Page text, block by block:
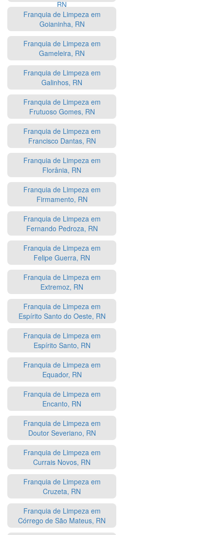
RN
Franquia de Limpeza em
Goianinha, RN
Franquia de Limpeza em
Gameleira, RN
Franquia de Limpeza em
Galinhos, RN
Franquia de Limpeza em
Frutuoso Gomes, RN
Franquia de Limpeza em
Francisco Dantas, RN
Franquia de Limpeza em
Florânia, RN
Franquia de Limpeza em
Firmamento, RN
Franquia de Limpeza em
Fernando Pedroza, RN
Franquia de Limpeza em
Felipe Guerra, RN
Franquia de Limpeza em
Extremoz, RN
Franquia de Limpeza em
Espírito Santo do Oeste, RN
Franquia de Limpeza em
Espírito Santo, RN
Franquia de Limpeza em
Equador, RN
Franquia de Limpeza em
Encanto, RN
Franquia de Limpeza em
Doutor Severiano, RN
Franquia de Limpeza em
Currais Novos, RN
Franquia de Limpeza em
Cruzeta, RN
Franquia de Limpeza em
Córrego de São Mateus, RN